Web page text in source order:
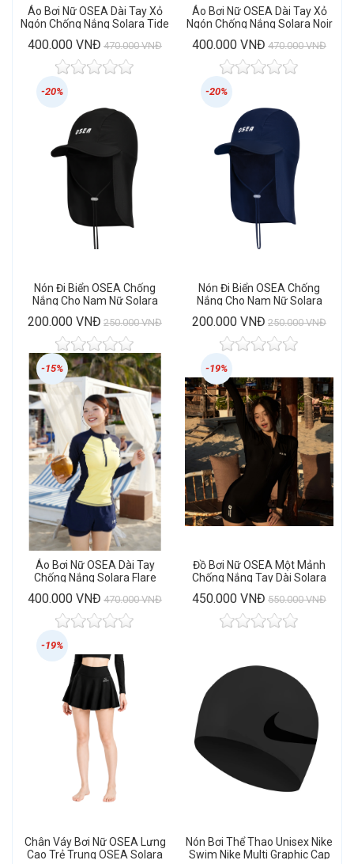
Áo Bơi Nữ OSEA Dài Tay Xỏ
Ngón Chống Nắng Solara Tide
Rashguard
400.000 VNĐ 470.000 VNĐ
Áo Bơi Nữ OSEA Dài Tay Xỏ
Ngón Chống Nắng Solara Noir
Rashguard
400.000 VNĐ 470.000 VNĐ
Nón Đi Biển OSEA Chống
Nắng Cho Nam Nữ Solara
Black Cap
200.000 VNĐ 250.000 VNĐ
-20%
Nón Đi Biển OSEA Chống
Nắng Cho Nam Nữ Solara
Navy Cap
200.000 VNĐ 250.000 VNĐ
-20%
Áo Bơi Nữ OSEA Dài Tay
Chống Nắng Solara Flare
Rashguard
400.000 VNĐ 470.000 VNĐ
-15%
Đồ Bơi Nữ OSEA Một Mảnh
Chống Nắng Tay Dài Solara
Edge One Piece
450.000 VNĐ 550.000 VNĐ
-19%
Chân Váy Bơi Nữ OSEA Lưng
Cao Trẻ Trung OSEA Solara
-19%
Nón Bơi Thể Thao Unisex Nike
Swim Nike Multi Graphic Cap